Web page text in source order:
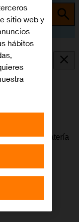
haber varias
el móvil, la batería
sitio web y
hábitos